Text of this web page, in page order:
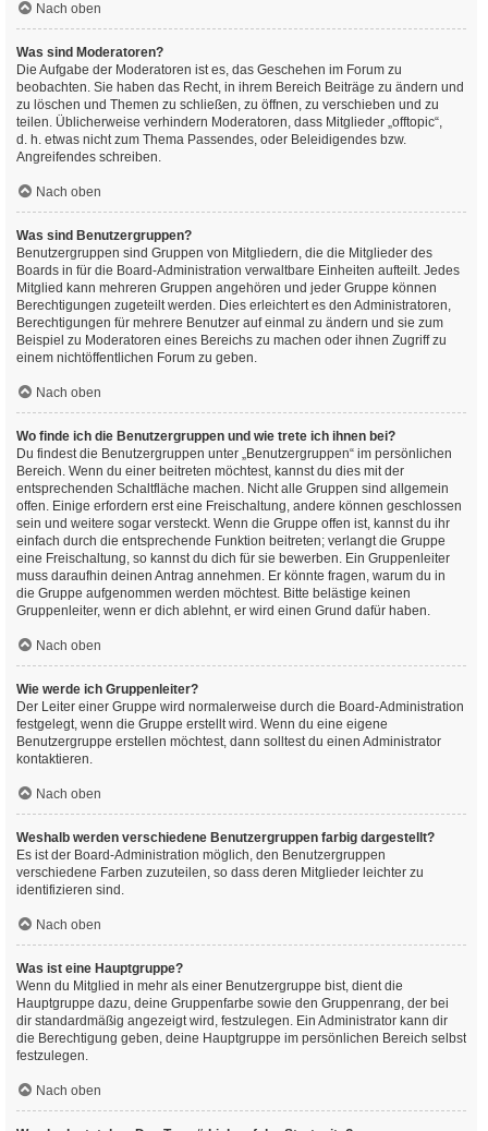
Nach oben
Was sind Moderatoren?
Die Aufgabe der Moderatoren ist es, das Geschehen im Forum zu
beobachten. Sie haben das Recht, in ihrem Bereich Beiträge zu ändern und
zu löschen und Themen zu schließen, zu öffnen, zu verschieben und zu
teilen. Üblicherweise verhindern Moderatoren, dass Mitglieder „offtopic“,
d. h. etwas nicht zum Thema Passendes, oder Beleidigendes bzw.
Angreifendes schreiben.
Nach oben
Was sind Benutzergruppen?
Benutzergruppen sind Gruppen von Mitgliedern, die die Mitglieder des
Boards in für die Board-Administration verwaltbare Einheiten aufteilt. Jedes
Mitglied kann mehreren Gruppen angehören und jeder Gruppe können
Berechtigungen zugeteilt werden. Dies erleichtert es den Administratoren,
Berechtigungen für mehrere Benutzer auf einmal zu ändern und sie zum
Beispiel zu Moderatoren eines Bereichs zu machen oder ihnen Zugriff zu
einem nichtöffentlichen Forum zu geben.
Nach oben
Wo finde ich die Benutzergruppen und wie trete ich ihnen bei?
Du findest die Benutzergruppen unter „Benutzergruppen“ im persönlichen
Bereich. Wenn du einer beitreten möchtest, kannst du dies mit der
entsprechenden Schaltfläche machen. Nicht alle Gruppen sind allgemein
offen. Einige erfordern erst eine Freischaltung, andere können geschlossen
sein und weitere sogar versteckt. Wenn die Gruppe offen ist, kannst du ihr
einfach durch die entsprechende Funktion beitreten; verlangt die Gruppe
eine Freischaltung, so kannst du dich für sie bewerben. Ein Gruppenleiter
muss daraufhin deinen Antrag annehmen. Er könnte fragen, warum du in
die Gruppe aufgenommen werden möchtest. Bitte belästige keinen
Gruppenleiter, wenn er dich ablehnt, er wird einen Grund dafür haben.
Nach oben
Wie werde ich Gruppenleiter?
Der Leiter einer Gruppe wird normalerweise durch die Board-Administration
festgelegt, wenn die Gruppe erstellt wird. Wenn du eine eigene
Benutzergruppe erstellen möchtest, dann solltest du einen Administrator
kontaktieren.
Nach oben
Weshalb werden verschiedene Benutzergruppen farbig dargestellt?
Es ist der Board-Administration möglich, den Benutzergruppen
verschiedene Farben zuzuteilen, so dass deren Mitglieder leichter zu
identifizieren sind.
Nach oben
Was ist eine Hauptgruppe?
Wenn du Mitglied in mehr als einer Benutzergruppe bist, dient die
Hauptgruppe dazu, deine Gruppenfarbe sowie den Gruppenrang, der bei
dir standardmäßig angezeigt wird, festzulegen. Ein Administrator kann dir
die Berechtigung geben, deine Hauptgruppe im persönlichen Bereich selbst
festzulegen.
Nach oben